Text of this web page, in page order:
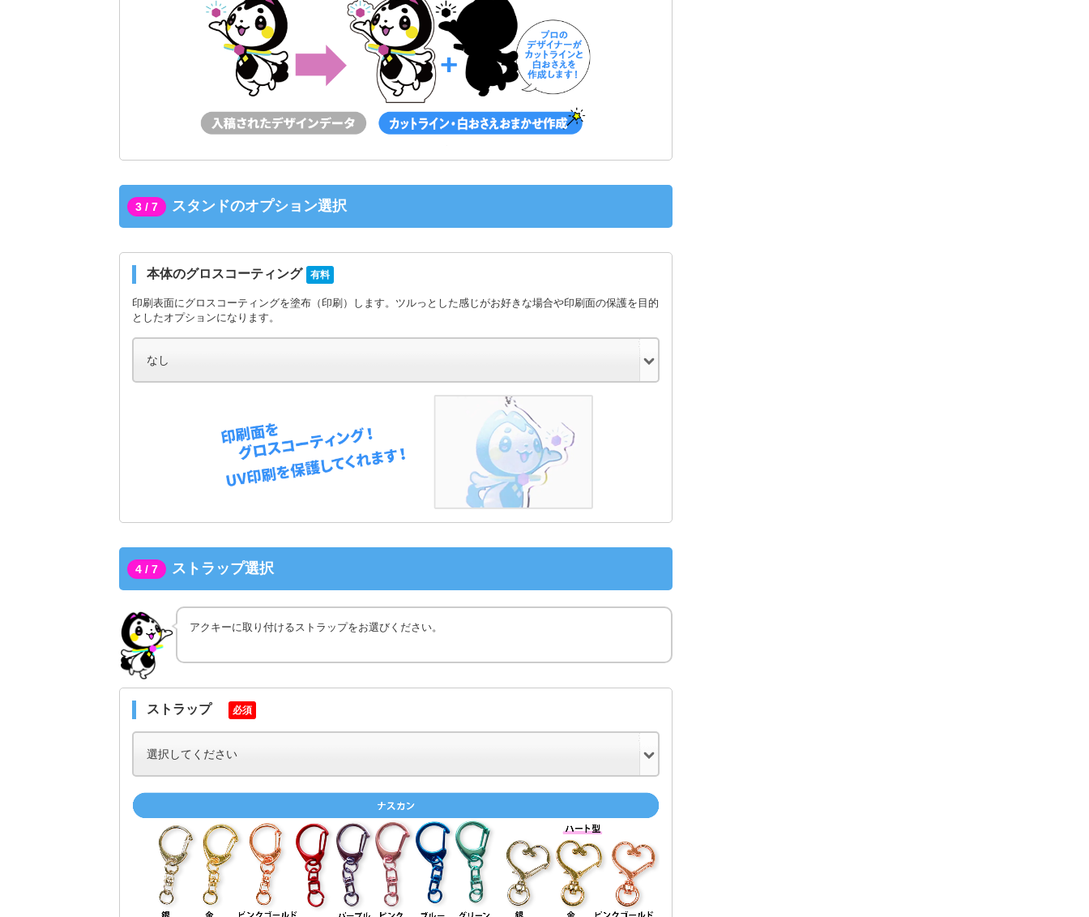
3 / 7 スタンドのオプション選択
本体のグロスコーティング 有料
印刷表面にグロスコーティングを塗布（印刷）します。ツルっとした感じがお好きな場合や印刷面の保護を目的
としたオプションになります。
4 / 7 ストラップ選択
アクキーに取り付けるストラップをお選びください。
ストラップ 必須